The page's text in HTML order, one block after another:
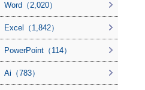
Word（2,020）
Excel（1,842）
PowerPoint（114）
Ai（783）